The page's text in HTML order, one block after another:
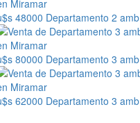
48000 Departamento 2 amb
80000 Departamento 3 amb
62000 Departamento 3 amb